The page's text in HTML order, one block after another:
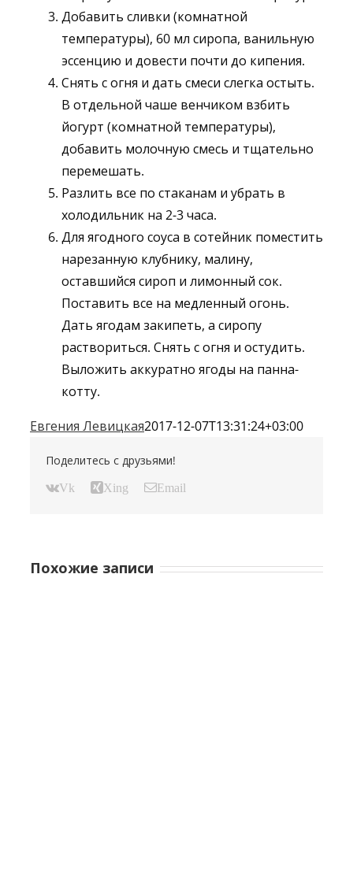
Добавить сливки (комнатной
температуры), 60 мл сиропа, ванильную
эссенцию и довести почти до кипения.
Снять с огня и дать смеси слегка остыть.
В отдельной чаше венчиком взбить
йогурт (комнатной температуры),
добавить молочную смесь и тщательно
перемешать.
Разлить все по стаканам и убрать в
холодильник на 2-3 часа.
Для ягодного соуса в сотейник поместить
нарезанную клубнику, малину,
оставшийся сироп и лимонный сок.
Поставить все на медленный огонь.
Дать ягодам закипеть, а сиропу
раствориться. Снять с огня и остудить.
Выложить аккуратно ягоды на панна-
котту.
Евгения Левицкая2017-12-07T13:31:24+03:00
Поделитесь с друзьями!
Vk Xing Email
Похожие записи